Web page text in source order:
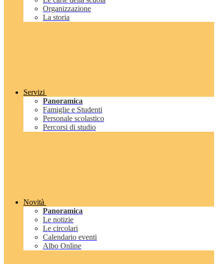
Organizzazione
La storia
Servizi
Panoramica
Famiglie e Studenti
Personale scolastico
Percorsi di studio
Novità
Panoramica
Le notizie
Le circolari
Calendario eventi
Albo Online